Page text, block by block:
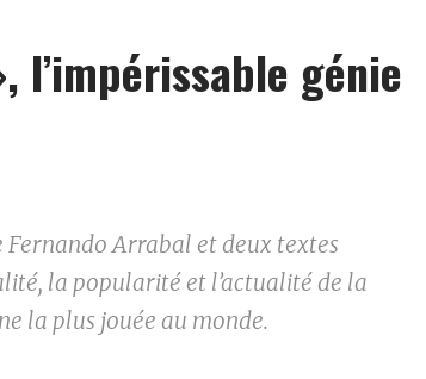
l’impérissable génie
Fernando Arrabal et deux textes
la popularité et l’actualité de la
la plus jouée au monde.